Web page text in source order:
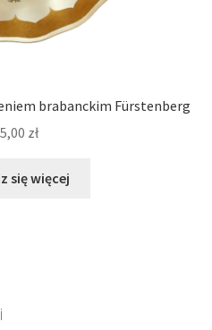
brabanckim Fürstenberg
zł
się więcej